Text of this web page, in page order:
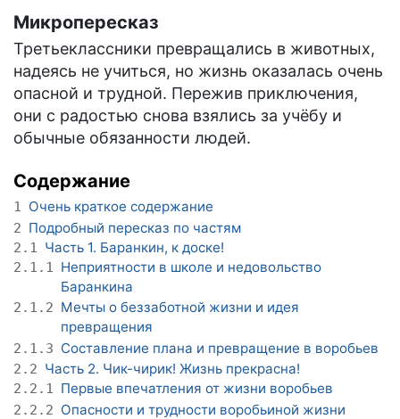
Микропересказ
Третьеклассники превращались в животных,
надеясь не учиться, но жизнь оказалась очень
опасной и трудной. Пережив приключения,
они с радостью снова взялись за учёбу и
обычные обязанности людей.
Содержание
1 Очень краткое содержание
2 Подробный пересказ по частям
2.1 Часть 1. Баранкин, к доске!
2.1.1 Неприятности в школе и недовольство
Баранкина
2.1.2 Мечты о беззаботной жизни и идея
превращения
2.1.3 Составление плана и превращение в воробьев
2.2 Часть 2. Чик-чирик! Жизнь прекрасна!
2.2.1 Первые впечатления от жизни воробьев
2.2.2 Опасности и трудности воробьиной жизни